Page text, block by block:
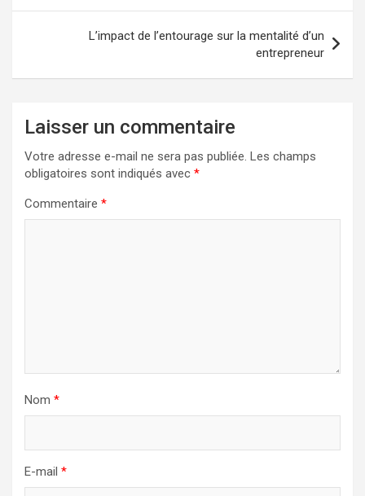
l’article
L’impact de l’entourage sur la mentalité d’un
entrepreneur
Laisser un commentaire
Votre adresse e-mail ne sera pas publiée. Les champs
obligatoires sont indiqués avec *
Commentaire *
Nom *
E-mail *